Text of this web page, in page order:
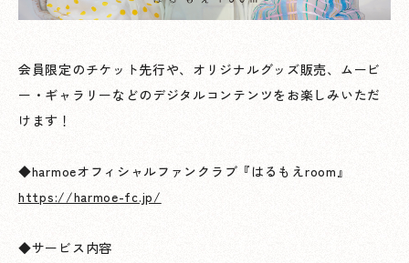
会員限定のチケット先行や、オリジナルグッズ販売、ムービ
ー・ギャラリーなどのデジタルコンテンツをお楽しみいただ
けます！
◆harmoeオフィシャルファンクラブ『はるもえroom』
https://harmoe-fc.jp/
◆サービス内容